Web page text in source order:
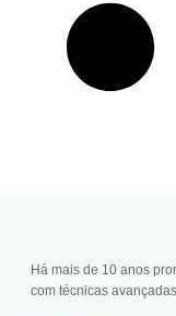
Há mais de 10 anos
com técnicas